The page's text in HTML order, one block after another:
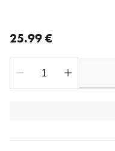
25.99 €